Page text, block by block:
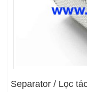
Separator / Lọc